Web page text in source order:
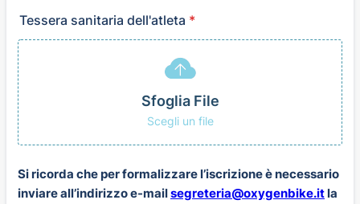
Tessera sanitaria dell'atleta *
Sfoglia File
Scegli un file
Si ricorda che per formalizzare l’iscrizione è necessario
inviare all’indirizzo e-mailsegreteria@oxygenbike.it la